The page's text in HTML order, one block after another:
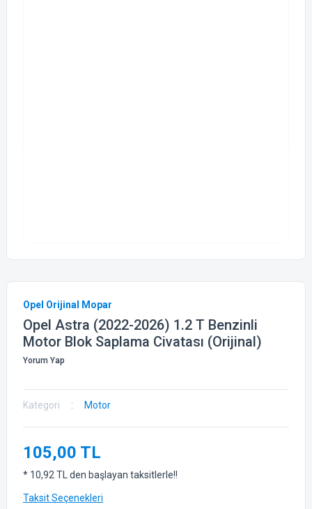
Opel Orijinal Mopar
Opel Astra (2022-2026) 1.2 T Benzinli
Motor Blok Saplama Civatası (Orijinal)
Yorum Yap
Kategori Motor
105,00 TL
* 10,92 TL den başlayan taksitlerle!!
Taksit Seçenekleri